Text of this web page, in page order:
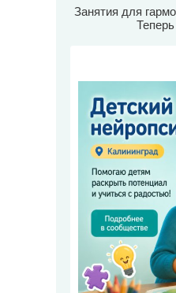
Занятия для